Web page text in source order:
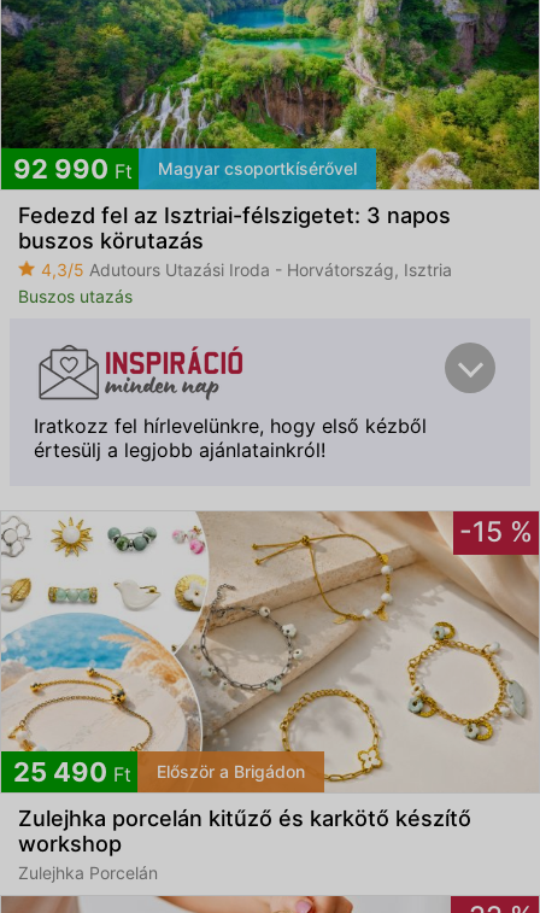
92 990 Ft Magyar csoportkísérővel
Fedezd fel az Isztriai-félszigetet: 3 napos
buszos körutazás
4,3/5 Adutours Utazási Iroda - Horvátország, Isztria
Buszos utazás
Iratkozz fel hírlevelünkre, hogy első kézből
értesülj a legjobb ajánlatainkról!
Feliratkozom
Elfogadom az ÁSZF-et és azAdatvédelmi
-15 %
25 490 Ft Először a Brigádon
Zulejhka porcelán kitűző és karkötő készítő
workshop
Zulejhka Porcelán